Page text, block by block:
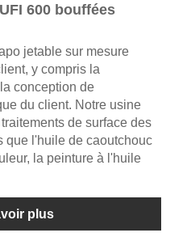
600 bouffées
jetable sur mesure
y compris la
conception de
du client. Notre usine
de surface des
que l'huile de caoutchouc
la peinture à l'huile
plus